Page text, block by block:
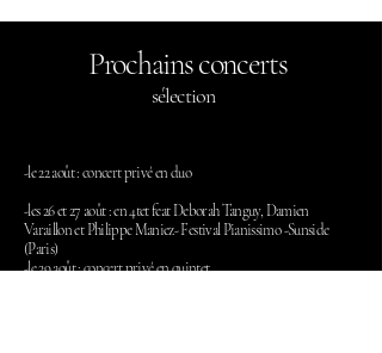
Prochains concerts
​sélection
-le22 août : concert privé en duo
-les 26 et 27 août : en 4tet feat Deborah Tanguy, Damien
Varaillon et Philippe Maniez- Festival Pianissimo -Sunside
(Paris)
-le 29 août : concert privé en quintet